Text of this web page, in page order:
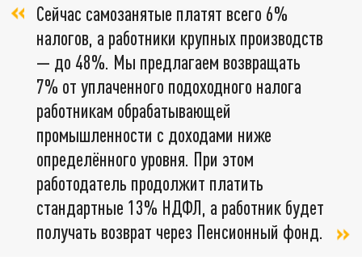
Сейчас самозанятые платят всего 6%
налогов, а работники крупных производств
— до 48%. Мы предлагаем возвращать
7% от уплаченного подоходного налога
работникам обрабатывающей
промышленности с доходами ниже
определённого уровня. При этом
работодатель продолжит платить
стандартные 13% НДФЛ, а работник будет
получать возврат через Пенсионный фонд.